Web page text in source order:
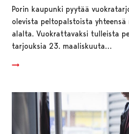
Porin kaupunki pyytää
olevista peltopalstoista
alalta. Vuokrattavaksi tulleista
tarjouksia 23. maaliskuuta…